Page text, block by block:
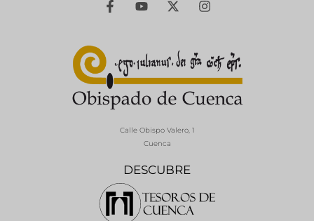
DESCUBRE
Calle Obispo Valero, 1
Cuenca